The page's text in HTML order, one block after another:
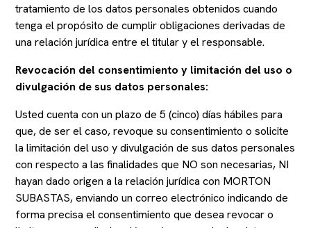
tratamiento de los datos personales obtenidos cuando
tenga el propósito de cumplir obligaciones derivadas de
una relación jurídica entre el titular y el responsable.
Revocación del consentimiento y limitación del uso o
divulgación de sus datos personales:
Usted cuenta con un plazo de 5 (cinco) días hábiles para
que, de ser el caso, revoque su consentimiento o solicite
la limitación del uso y divulgación de sus datos personales
con respecto a las finalidades que NO son necesarias, NI
hayan dado origen a la relación jurídica con MORTON
SUBASTAS, enviando un correo electrónico indicando de
forma precisa el consentimiento que desea revocar o